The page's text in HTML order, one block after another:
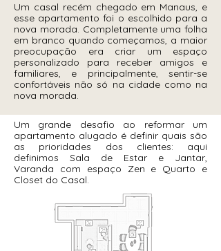
Um casal recém chegado em Manaus, e
esse apartamento foi o escolhido para a
nova morada. Completamente uma folha
em branco quando começamos, a maior
preocupação era criar um espaço
personalizado para receber amigos e
familiares, e principalmente, sentir-se
confortáveis não só na cidade como na
nova morada.
Um grande desafio ao reformar um
apartamento alugado é definir quais são
as prioridades dos clientes: aqui
definimos Sala de Estar e Jantar,
Varanda com espaço Zen e Quarto e
Closet do Casal.